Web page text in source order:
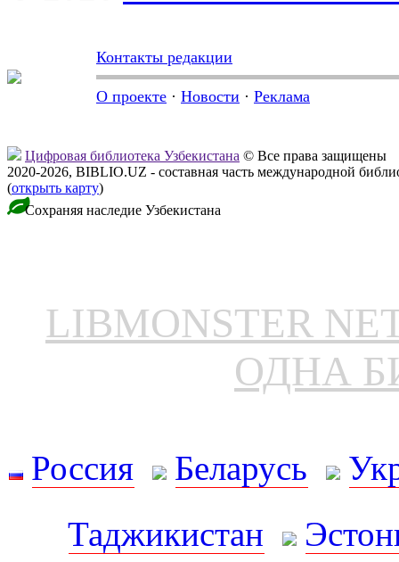
Контакты редакции
О проекте · Новости · Реклама
Цифровая библиотека Узбекистана © Все права защищены
2020-2026, BIBLIO.UZ - составная часть международной
(открыть карту)
Сохраняя наследие Узбекистана
LIBMONSTER
ОДНА
Россия Беларусь
Таджикистан